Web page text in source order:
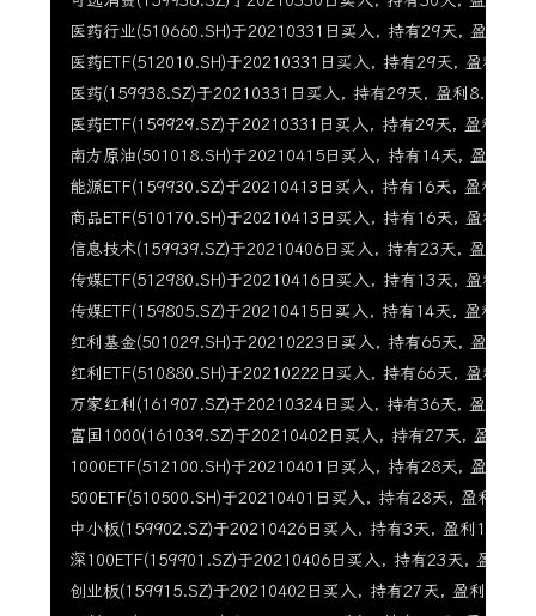
医药行业(510660.SH)于20210331日买入, 持有29天, 盈利
医药ETF(512010.SH)于20210331日买入, 持有29天, 盈利
医药(159938.SZ)于20210331日买入, 持有29天, 盈利8.99%
医药ETF(159929.SZ)于20210331日买入, 持有29天, 盈利
南方原油(501018.SH)于20210415日买入, 持有14天, 盈利
能源ETF(159930.SZ)于20210413日买入, 持有16天, 盈利
商品ETF(510170.SH)于20210413日买入, 持有16天, 盈利
信息技术(159939.SZ)于20210406日买入, 持有23天, 盈利
传媒ETF(512980.SH)于20210416日买入, 持有13天, 盈利
传媒ETF(159805.SZ)于20210415日买入, 持有14天, 盈利
红利基金(501029.SH)于20210223日买入, 持有65天, 盈利
红利ETF(510880.SH)于20210222日买入, 持有66天, 盈利
万家红利(161907.SZ)于20210324日买入, 持有36天, 盈利
富国1000(161039.SZ)于20210402日买入, 持有27天, 盈利
1000ETF(512100.SH)于20210401日买入, 持有28天, 盈利
500ETF(510500.SH)于20210401日买入, 持有28天, 盈利
中小板(159902.SZ)于20210426日买入, 持有3天, 盈利1.44%
深100ETF(159901.SZ)于20210406日买入, 持有23天, 盈利
创业板(159915.SZ)于20210402日买入, 持有27天, 盈利7.11%